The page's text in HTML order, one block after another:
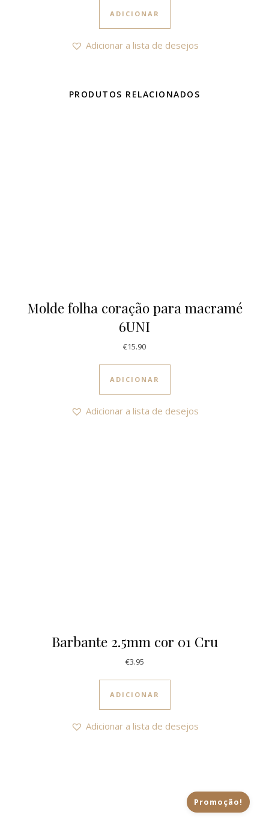
ADICIONAR
Adicionar a lista de desejos
PRODUTOS RELACIONADOS
Molde folha coração para macramé
6UNI
€15.90
ADICIONAR
Adicionar a lista de desejos
Barbante 2.5mm cor 01 Cru
€3.95
ADICIONAR
Adicionar a lista de desejos
Promoção!